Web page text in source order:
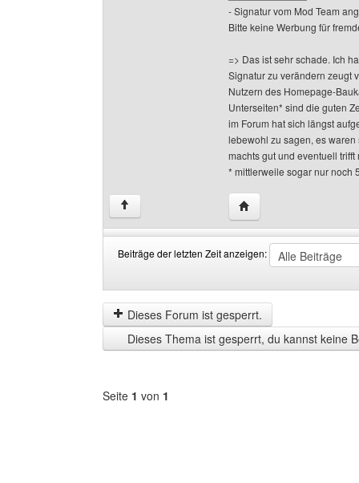
- Signatur vom Mod Team
Bitte keine Werbung für
=> Das ist sehr schade. Ich
Signatur zu verändern zeugt
Nutzern des Homepage-
Unterseiten* sind die guten
im Forum hat sich längst
lebewohl zu sagen, es
machts gut und eventuell
* mittlerweile sogar nur noch
↑ Website dieses
Beiträge der letzten Zeit anzeigen:
der
letzten
Zeit
anzeigen
by
Dieses Forum ist gesperrt.
Dieses Thema ist gesperrt, du kannst keine
Seite 1 von 1